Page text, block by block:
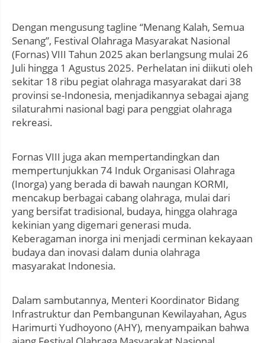
Dengan mengusung tagline “Menang Kalah, Semua
Senang”, Festival Olahraga Masyarakat Nasional
(Fornas) VIII Tahun 2025 akan berlangsung mulai 26
Juli hingga 1 Agustus 2025. Perhelatan ini diikuti oleh
sekitar 18 ribu pegiat olahraga masyarakat dari 38
provinsi se-Indonesia, menjadikannya sebagai ajang
silaturahmi nasional bagi para penggiat olahraga
rekreasi.
Fornas VIII juga akan mempertandingkan dan
mempertunjukkan 74 Induk Organisasi Olahraga
(Inorga) yang berada di bawah naungan KORMI,
mencakup berbagai cabang olahraga, mulai dari
yang bersifat tradisional, budaya, hingga olahraga
kekinian yang digemari generasi muda.
Keberagaman inorga ini menjadi cerminan kekayaan
budaya dan inovasi dalam dunia olahraga
masyarakat Indonesia.
Dalam sambutannya, Menteri Koordinator Bidang
Infrastruktur dan Pembangunan Kewilayahan, Agus
Harimurti Yudhoyono (AHY), menyampaikan bahwa